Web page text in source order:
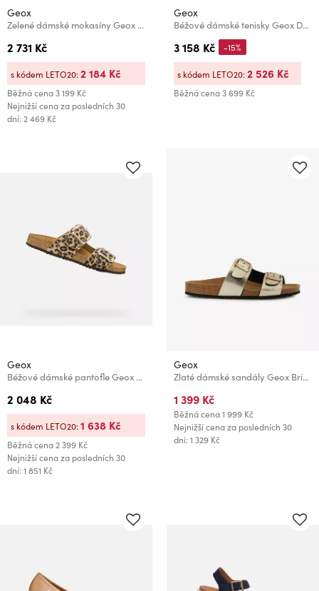
Geox
Zelené dámské mokasíny Geox Spherica EC1 B
2 731 Kč
Běžná cena3 199 Kč
Nejnižší cena za posledních 30
dní: 2 469 Kč
s kódem LETO20:2 184 Kč
Geox
Béžové dámské tenisky Geox Desya
3 158 Kč
Běžná cena3 699 Kč
-15%
s kódem LETO20:2 526 Kč
Geox
Béžové dámské pantofle Geox Brionia R
2 048 Kč
Běžná cena2 399 Kč
Nejnižší cena za posledních 30
dní: 1 851 Kč
s kódem LETO20:1 638 Kč
Geox
Zlaté dámské sandály Geox Brionia
1 399 Kč
Běžná cena1 999 Kč
Nejnižší cena za posledních 30
dní: 1 329 Kč